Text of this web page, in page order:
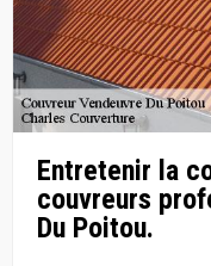
Entretenir la
couvreurs
Du Poitou.